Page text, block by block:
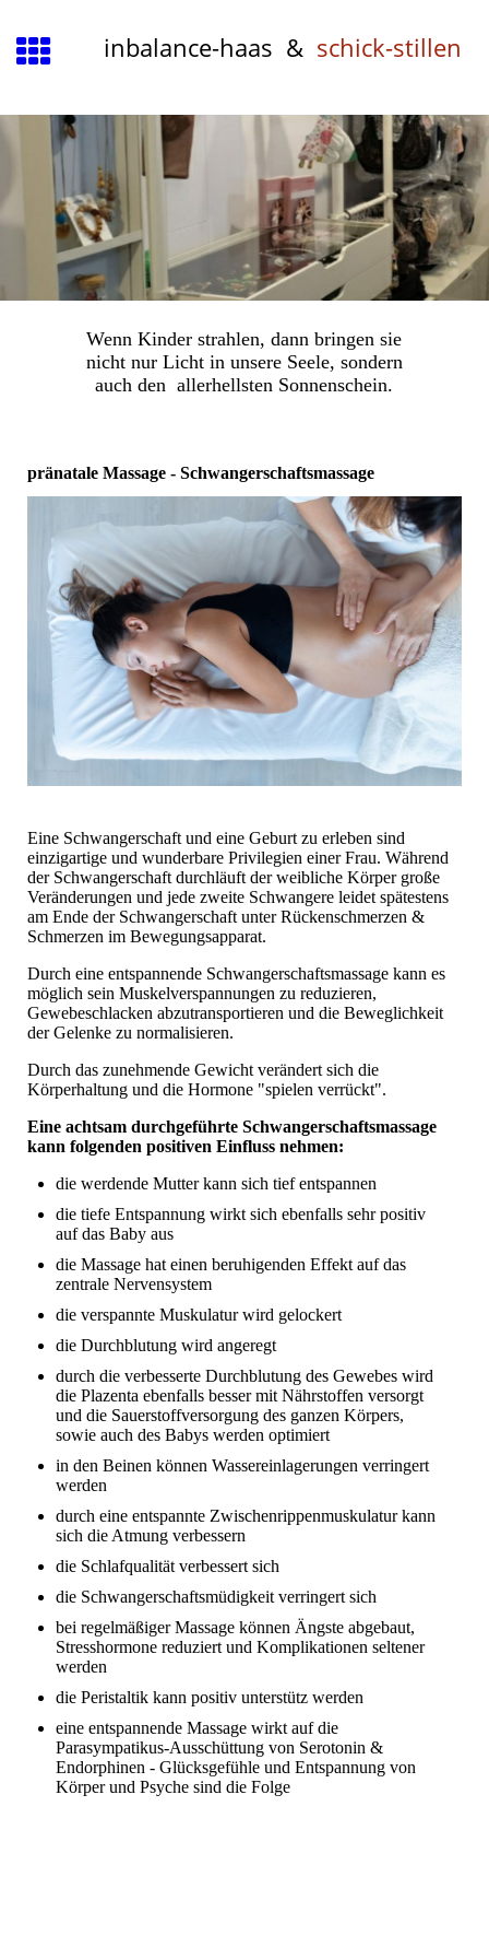
inbalance-haas & schick-stillen
Wenn Kinder strahlen, dann bringen sie
nicht nur Licht in unsere Seele, sondern
auch den allerhellsten Sonnenschein.
pränatale Massage - Schwangerschaftsmassage
Eine Schwangerschaft und eine Geburt zu erleben sind
einzigartige und wunderbare Privilegien einer Frau. Während
der Schwangerschaft durchläuft der weibliche Körper große
Veränderungen und jede zweite Schwangere leidet spätestens
am Ende der Schwangerschaft unter Rückenschmerzen &
Schmerzen im Bewegungsapparat.
Durch eine entspannende Schwangerschaftsmassage kann es
möglich sein Muskelverspannungen zu reduzieren,
Gewebeschlacken abzutransportieren und die Beweglichkeit
der Gelenke zu normalisieren.
Durch das zunehmende Gewicht verändert sich die
Körperhaltung und die Hormone "spielen verrückt".
Eine achtsam durchgeführte Schwangerschaftsmassage
kann folgenden positiven Einfluss nehmen:
die werdende Mutter kann sich tief entspannen
die tiefe Entspannung wirkt sich ebenfalls sehr positiv
auf das Baby aus
die Massage hat einen beruhigenden Effekt auf das
zentrale Nervensystem
die verspannte Muskulatur wird gelockert
die Durchblutung wird angeregt
durch die verbesserte Durchblutung des Gewebes wird
die Plazenta ebenfalls besser mit Nährstoffen versorgt
und die Sauerstoffversorgung des ganzen Körpers,
sowie auch des Babys werden optimiert
in den Beinen können Wassereinlagerungen verringert
werden
durch eine entspannte Zwischenrippenmuskulatur kann
sich die Atmung verbessern
die Schlafqualität verbessert sich
die Schwangerschaftsmüdigkeit verringert sich
bei regelmäßiger Massage können Ängste abgebaut,
Stresshormone reduziert und Komplikationen seltener
werden
die Peristaltik kann positiv unterstütz werden
eine entspannende Massage wirkt auf die
Parasympatikus-Ausschüttung von Serotonin &
Endorphinen - Glücksgefühle und Entspannung von
Körper und Psyche sind die Folge